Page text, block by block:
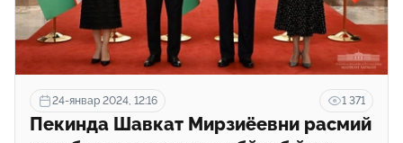
24-январ 2024, 12:16 1 371
Пекинда Шавкат Мирзиёевни расмий